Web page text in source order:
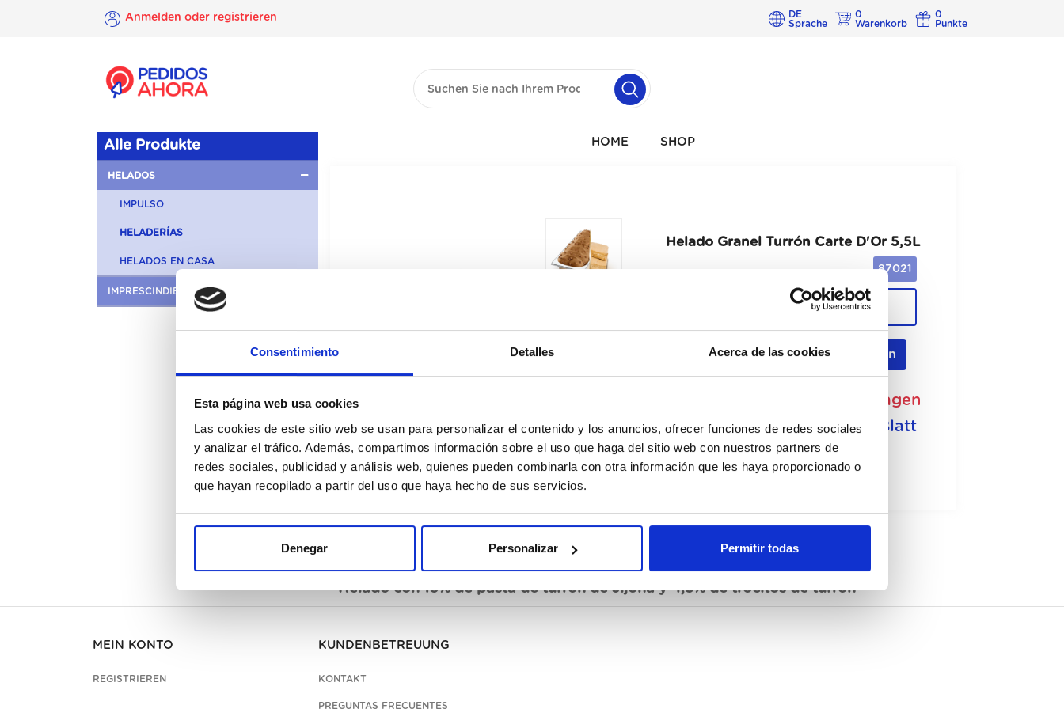
Consentimiento Detalles Acerca de las cookies
Esta página web usa cookies
Las cookies de este sitio web se usan para personalizar el contenido y los anuncios, ofrecer funciones de redes sociales
y analizar el tráfico. Además, compartimos información sobre el uso que haga del sitio web con nuestros partners de
redes sociales, publicidad y análisis web, quienes pueden combinarla con otra información que les haya proporcionado o
que hayan recopilado a partir del uso que haya hecho de sus servicios.
Denegar Personalizar Permitir todas
Anmelden oder registrieren
DE
Sprache
0
Warenkorb
0
Punkte
Alle Produkte
HELADOS
IMPULSO
HELADERÍAS
HELADOS EN CASA
IMPRESCINDIBLES EN TU COCINA
HOME SHOP
Helado Granel Turrón Carte D'Or 5,5L
87021
Cajas
Registrieren
Nicht auf Lager, jetzt anfragen
Siehe technisches Blatt
Helado con 16% de pasta de turrón de Jijona y 4,5% de trocitos de turrón
MEIN KONTO
REGISTRIEREN
KUNDENBETREUUNG
KONTAKT
PREGUNTAS FRECUENTES